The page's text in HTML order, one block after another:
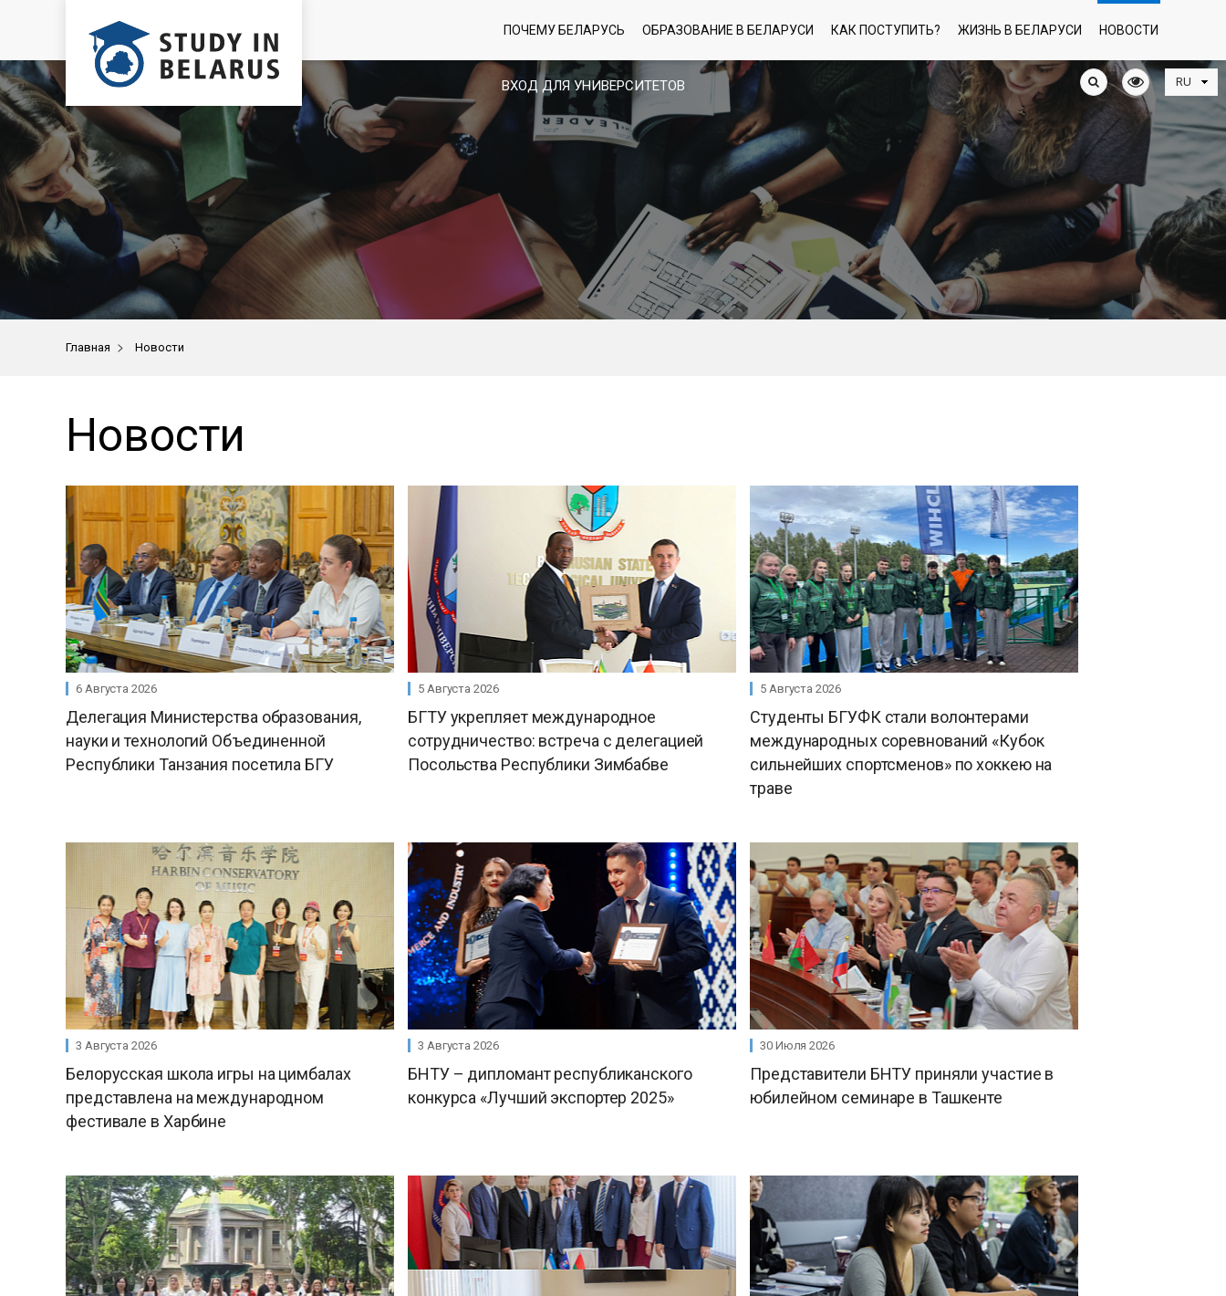
ВХОД ДЛЯ УНИВЕРСИТЕТОВ
ПОЧЕМУ БЕЛАРУСЬ ОБРАЗОВАНИЕ В БЕЛАРУСИ КАК ПОСТУПИТЬ? ЖИЗНЬ В БЕЛАРУСИ НОВОСТИ
Главная > Новости
Новости
6 Августа 2026
Делегация Министерства образования,
науки и технологий Объединенной
Республики Танзания посетила БГУ
5 Августа 2026
БГТУ укрепляет международное
сотрудничество: встреча с делегацией
Посольства Республики Зимбабве
5 Августа 2026
Студенты БГУФК стали волонтерами
международных соревнований «Кубок
сильнейших спортсменов» по хоккею на
траве
3 Августа 2026
Белорусская школа игры на цимбалах
представлена на международном
фестивале в Харбине
3 Августа 2026
БНТУ – дипломант республиканского
конкурса «Лучший экспортер 2025»
30 Июля 2026
Представители БНТУ приняли участие в
юбилейном семинаре в Ташкенте